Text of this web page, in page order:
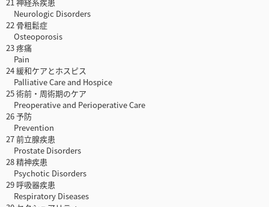
Neurologic Disorders
22 骨粗鬆症
Osteoporosis
23 疼痛
Pain
24 緩和ケアとホスピス
Palliative Care and Hospice
25 術前・周術期のケア
Preoperative and Perioperative Care
26 予防
Prevention
27 前立腺疾患
Prostate Disorders
28 精神疾患
Psychotic Disorders
29 呼吸器疾患
Respiratory Diseases